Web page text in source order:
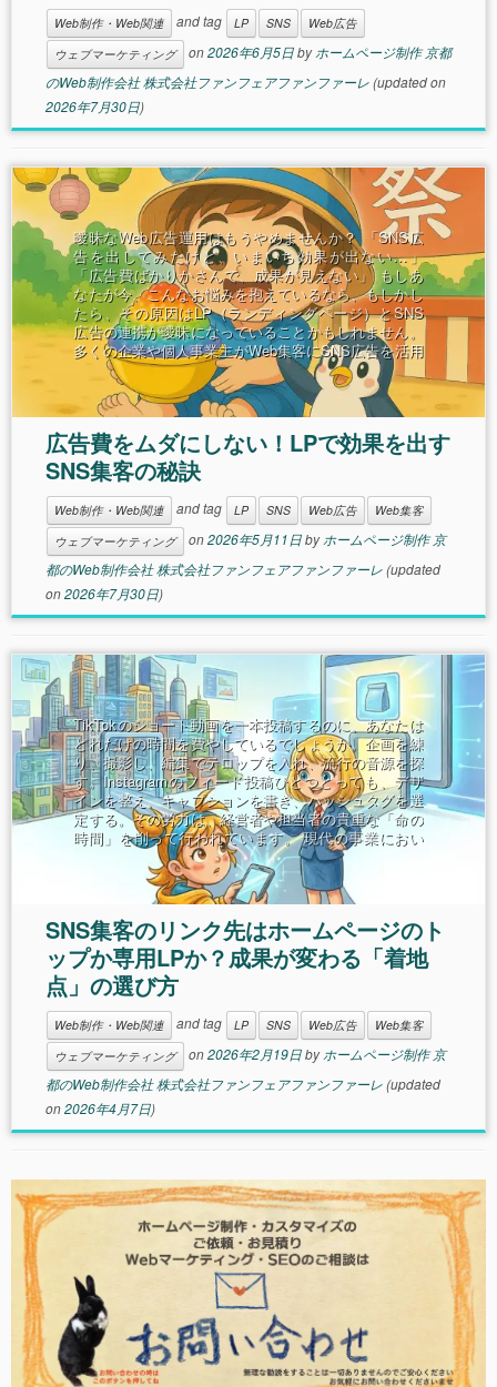
Web制作・Web関連 and tag LP SNS
Web広告
ウェブマーケティング
on2026年6月5日byホームページ制作 京都
のWeb制作会社 株式会社ファンフェアファンファーレ(updated on
2026年7月30日)
曖昧なWeb広告運用はもうやめませんか？ 「SNS広
告を出してみたけど、いまいち効果が出ない…」
「広告費ばかりかさんで、成果が見えない」 もしあ
なたが今、こんなお悩みを抱えているなら、もしかし
たら、その原因はLP（ランディングページ）とSNS
広告の連携が曖昧になっていることかもしれません。
多くの企業や個人事業主がWeb集客にSNS広告を活用
していますが、
広告費をムダにしない！LPで効果を出す
SNS集客の秘訣
Web制作・Web関連 and tag LP SNS Web広告
Web集客
ウェブマーケティング
on2026年5月11日byホームページ制作 京
都のWeb制作会社 株式会社ファンフェアファンファーレ(updated
on2026年7月30日)
TikTokのショート動画を一本投稿するのに、あなたは
どれだけの時間を費やしているでしょうか。企画を練
り、撮影し、編集でテロップを入れ、流行の音源を探
す。Instagramのフィード投稿ひとつとっても、デザ
インを整え、キャプションを書き、ハッシュタグを選
定する。その労力は、経営者や担当者の貴重な「命の
時間」を削って行われています。 現代の事業におい
SNS集客のリンク先はホームページのト
ップか専用LPか？成果が変わる「着地
点」の選び方
Web制作・Web関連 and tag LP SNS Web広告
Web集客
ウェブマーケティング
on2026年2月19日byホームページ制作 京
都のWeb制作会社 株式会社ファンフェアファンファーレ(updated
on2026年4月7日)